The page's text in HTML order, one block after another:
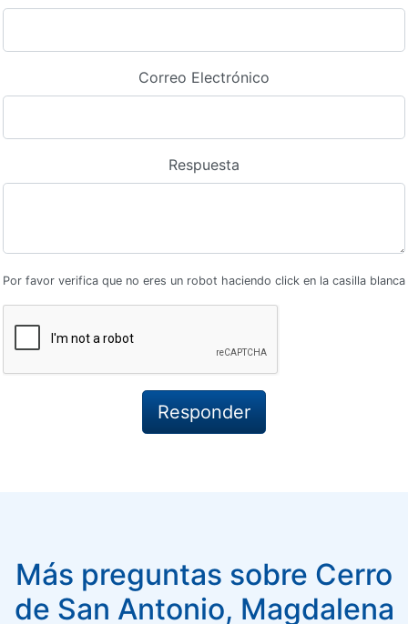
Correo Electrónico
Respuesta
Por favor verifica que no eres un robot haciendo click en la casilla blanca
Más preguntas sobre Cerro
de San Antonio, Magdalena